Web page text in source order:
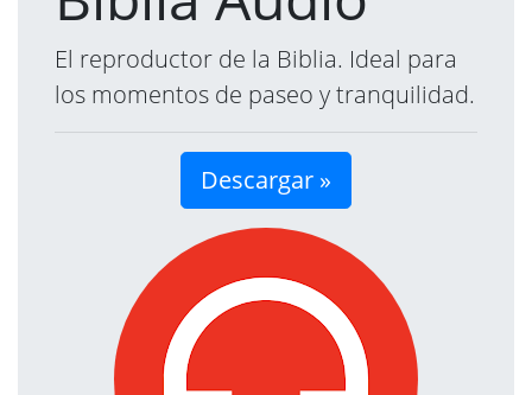
El reproductor de la Biblia. Ideal para
los momentos de paseo y tranquilidad.
Descargar »